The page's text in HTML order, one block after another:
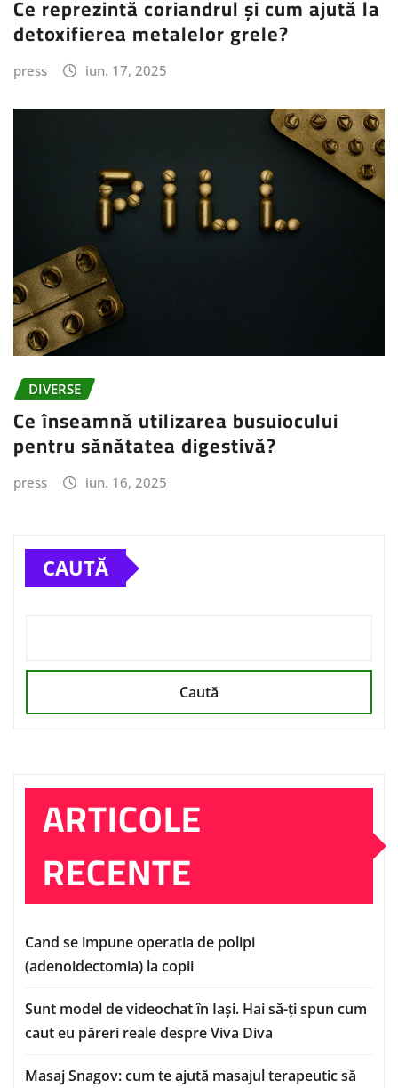
Ce reprezintă coriandrul și cum ajută la
detoxifierea metalelor grele?
press iun. 17, 2025
DIVERSE
Ce înseamnă utilizarea busuiocului
pentru sănătatea digestivă?
press iun. 16, 2025
CAUTĂ
Caută
ARTICOLE
RECENTE
Cand se impune operatia de polipi
(adenoidectomia) la copii
Sunt model de videochat în Iași. Hai să-ți spun cum
caut eu păreri reale despre Viva Diva
Masaj Snagov: cum te ajută masajul terapeutic să